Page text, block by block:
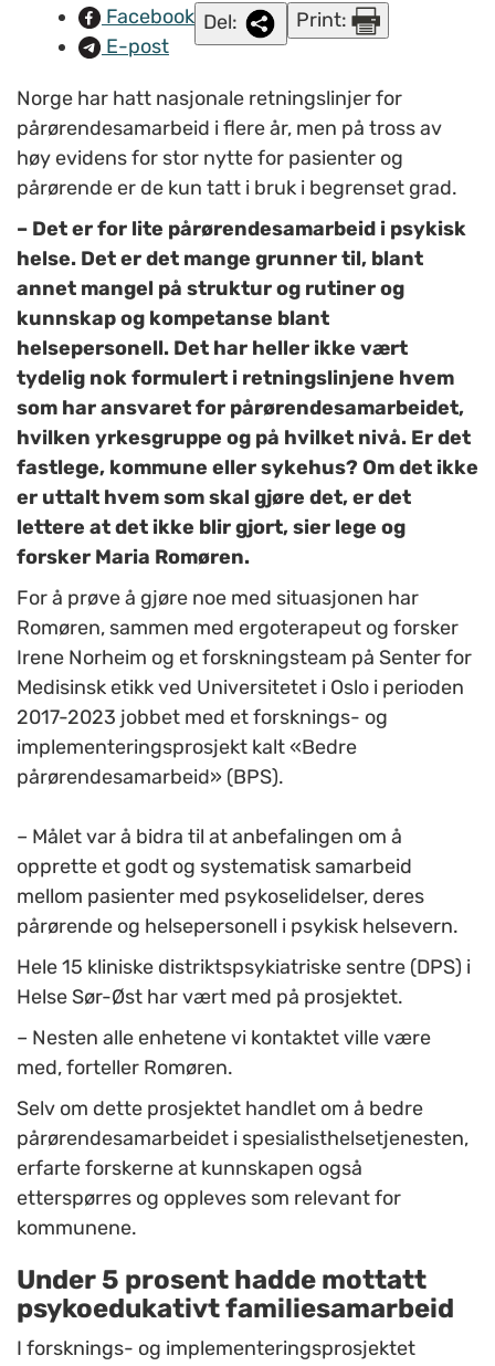
(Illustrasjonsfoto:Colourbox.com)
Facebook
E-post
Del: Print:
Norge har hatt nasjonale retningslinjer for
pårørendesamarbeid i flere år, men på tross av
høy evidens for stor nytte for pasienter og
pårørende er de kun tatt i bruk i begrenset grad.
– Det er for lite pårørendesamarbeid i psykisk
helse. Det er det mange grunner til, blant
annet mangel på struktur og rutiner og
kunnskap og kompetanse blant
helsepersonell. Det har heller ikke vært
tydelig nok formulert i retningslinjene hvem
som har ansvaret for pårørendesamarbeidet,
hvilken yrkesgruppe og på hvilket nivå. Er det
fastlege, kommune eller sykehus? Om det ikke
er uttalt hvem som skal gjøre det, er det
lettere at det ikke blir gjort, sier lege og
forsker Maria Romøren.
For å prøve å gjøre noe med situasjonen har
Romøren, sammen med ergoterapeut og forsker
Irene Norheim og et forskningsteam på Senter for
Medisinsk etikk ved Universitetet i Oslo i perioden
2017-2023 jobbet med et forsknings- og
implementeringsprosjekt kalt «Bedre
pårørendesamarbeid» (BPS).
– Målet var å bidra til at anbefalingen om å
opprette et godt og systematisk samarbeid
mellom pasienter med psykoselidelser, deres
pårørende og helsepersonell i psykisk helsevern.
Hele 15 kliniske distriktspsykiatriske sentre (DPS) i
Helse Sør-Øst har vært med på prosjektet.
– Nesten alle enhetene vi kontaktet ville være
med, forteller Romøren.
Selv om dette prosjektet handlet om å bedre
pårørendesamarbeidet i spesialisthelsetjenesten,
erfarte forskerne at kunnskapen også
etterspørres og oppleves som relevant for
kommunene.
Under 5 prosent hadde mottatt
psykoedukativt familiesamarbeid
I forsknings- og implementeringsprosjektet